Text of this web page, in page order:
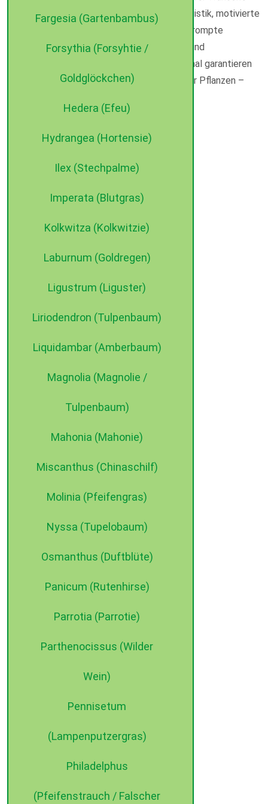
stehen für uns im Vordergrund. Moderne Logistik, motivierte
und qualifizierte Mitarbeiter sorgen für die prompte
Ausführung Ihrer Aufträge. Hausspediteure und
firmeneigene LKW mit zuverlässigem Personal garantieren
pünktliche und einwandfreie Anlieferung Ihrer Pflanzen –
Sprechen Sie mit uns!
Fargesia (Gartenbambus)
Forsythia (Forsyhtie /
Goldglöckchen)
Hedera (Efeu)
Hydrangea (Hortensie)
Ilex (Stechpalme)
Imperata (Blutgras)
Kolkwitza (Kolkwitzie)
Laburnum (Goldregen)
Ligustrum (Liguster)
Liriodendron (Tulpenbaum)
Liquidambar (Amberbaum)
Magnolia (Magnolie /
Tulpenbaum)
Mahonia (Mahonie)
Miscanthus (Chinaschilf)
Molinia (Pfeifengras)
Nyssa (Tupelobaum)
Osmanthus (Duftblüte)
Panicum (Rutenhirse)
Parrotia (Parrotie)
Parthenocissus (Wilder
Wein)
Pennisetum
(Lampenputzergras)
Philadelphus
(Pfeifenstrauch / Falscher
©2015 dehne internet